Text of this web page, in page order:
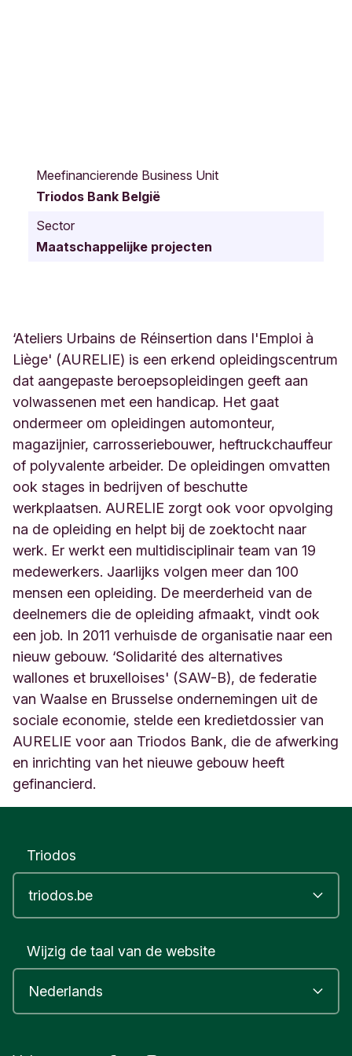
u
6
4
H
s
t
a
B
e
l
q
u
e
Meefinancierende Business Unit
Triodos Bank België
Sector
Maatschappelijke projecten
‘Ateliers Urbains de Réinsertion dans l'Emploi à
Liège' (AURELIE) is een erkend opleidingscentrum
dat aangepaste beroepsopleidingen geeft aan
volwassenen met een handicap. Het gaat
ondermeer om opleidingen automonteur,
magazijnier, carrosseriebouwer, heftruckchauffeur
of polyvalente arbeider. De opleidingen omvatten
ook stages in bedrijven of beschutte
werkplaatsen. AURELIE zorgt ook voor opvolging
na de opleiding en helpt bij de zoektocht naar
werk. Er werkt een multidisciplinair team van 19
medewerkers. Jaarlijks volgen meer dan 100
mensen een opleiding. De meerderheid van de
deelnemers die de opleiding afmaakt, vindt ook
een job. In 2011 verhuisde de organisatie naar een
nieuw gebouw. ‘Solidarité des alternatives
wallones et bruxelloises' (SAW-B), de federatie
van Waalse en Brusselse ondernemingen uit de
sociale economie, stelde een kredietdossier van
AURELIE voor aan Triodos Bank, die de afwerking
en inrichting van het nieuwe gebouw heeft
gefinancierd.
Triodos
Wijzig de taal van de website